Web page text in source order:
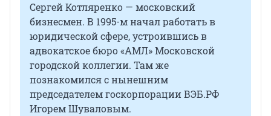
Сергей Котляренко — московский
бизнесмен. В 1995-м начал работать в
юридической сфере, устроившись в
адвокатское бюро «АМЛ» Московской
городской коллегии. Там же
познакомился с нынешним
председателем госкорпорации ВЭБ.РФ
Игорем Шуваловым.